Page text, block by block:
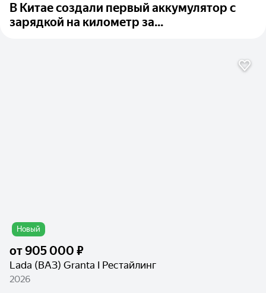
В Китае создали первый аккумулятор с
зарядкой на километр за...
Новый
от905 000 ₽
Lada (ВАЗ) Granta I Рестайлинг
2026